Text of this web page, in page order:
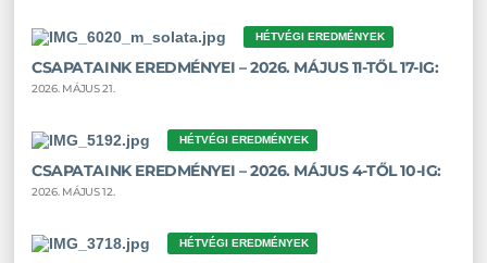
HÉTVÉGI EREDMÉNYEK
CSAPATAINK EREDMÉNYEI – 2026. MÁJUS 11-TŐL 17-IG:
2026. MÁJUS 21.
HÉTVÉGI EREDMÉNYEK
CSAPATAINK EREDMÉNYEI – 2026. MÁJUS 4-TŐL 10-IG:
2026. MÁJUS 12.
HÉTVÉGI EREDMÉNYEK